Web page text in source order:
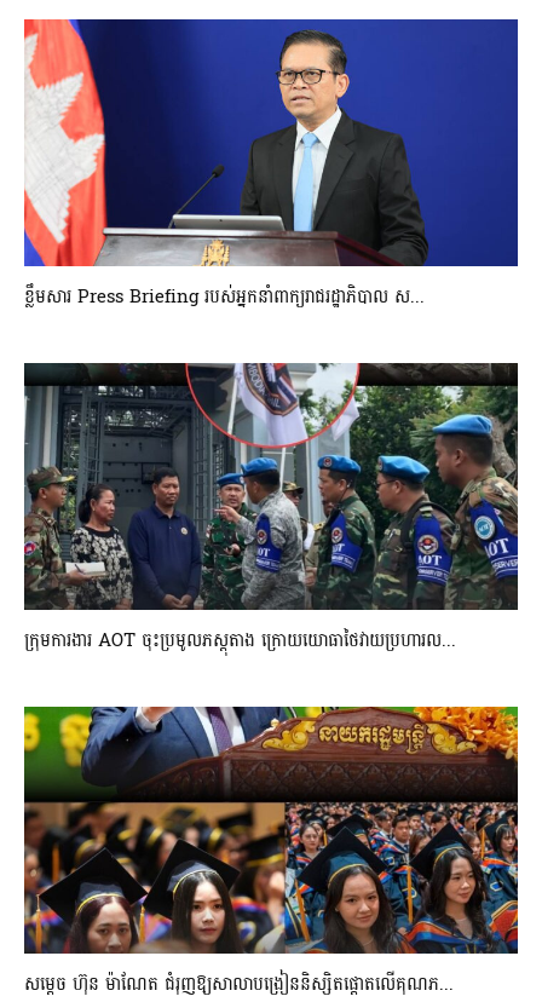
ខ្លឹមសារ Press Briefing របស់អ្នកនាំពាក្យរាជរដ្ឋាភិបាល ស...
ក្រុមការងារ AOT ចុះប្រមូលភស្តុតាង ក្រោយយោធាថៃវាយប្រហារល...
សម្តេច ហ៊ុន ម៉ាណែត ជំរុញឱ្យសាលាបង្រៀននិស្សិតផ្តោតលើគុណភ...